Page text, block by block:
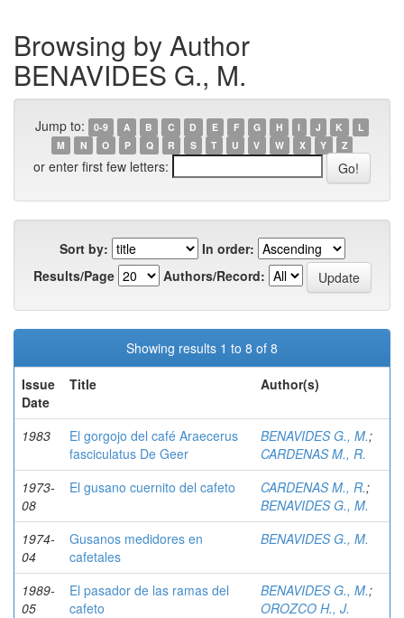
Browsing by Author
BENAVIDES G., M.
Jump to: 0-9 A B C D E F G H I J K
L
M
N O P Q R S T U V W X Y Z
or enter first few letters:
Sort by:
In order:
Results/Page
Authors/Record:
Showing results 1 to 8 of 8
Issue
Date
Title Author(s)
1983
El gorgojo del café Araecerus
fasciculatus De Geer
BENAVIDES G., M.;
CARDENAS M., R.
1973-
08
El gusano cuernito del cafeto CARDENAS M., R.;
BENAVIDES G., M.
1974-
04
Gusanos medidores en
cafetales
BENAVIDES G., M.
1989-
05
El pasador de las ramas del
cafeto
BENAVIDES G., M.;
OROZCO H., J.